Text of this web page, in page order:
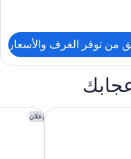
من توفر الغرف والأسعار
إعلان
ذا